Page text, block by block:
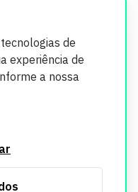
de
experiência de
a nossa
nosso site são
de
Privacidade.